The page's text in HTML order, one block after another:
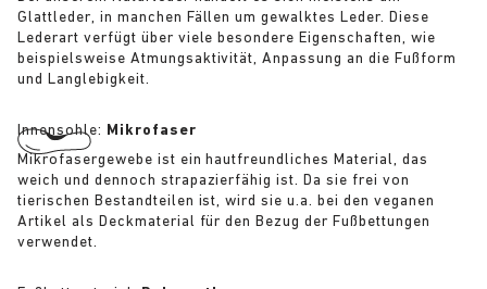
Glattleder, in manchen Fällen um gewalktes Leder. Diese
Lederart verfügt über viele besondere Eigenschaften, wie
beispielsweise Atmungsaktivität, Anpassung an die Fußform
und Langlebigkeit.
Innensohle: Mikrofaser
Mikrofasergewebe ist ein hautfreundliches Material, das
weich und dennoch strapazierfähig ist. Da sie frei von
tierischen Bestandteilen ist, wird sie u.a. bei den veganen
Artikel als Deckmaterial für den Bezug der Fußbettungen
verwendet.